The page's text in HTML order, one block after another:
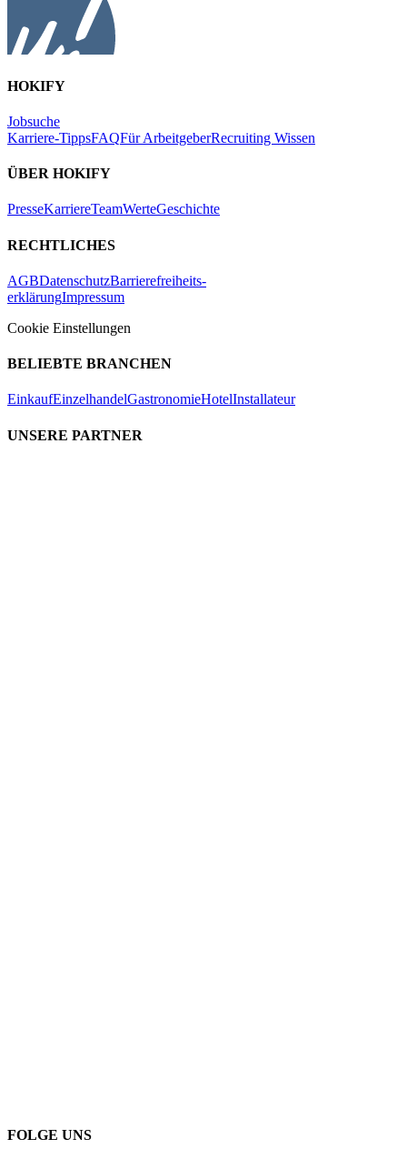
HOKIFY
Jobsuche
Karriere-TippsFAQFür ArbeitgeberRecruiting Wissen
ÜBER HOKIFY
PresseKarriereTeamWerteGeschichte
RECHTLICHES
AGBDatenschutzBarrierefreiheits-
erklärungImpressum
Cookie Einstellungen
BELIEBTE BRANCHEN
EinkaufEinzelhandelGastronomieHotelInstallateur
UNSERE PARTNER
FOLGE UNS